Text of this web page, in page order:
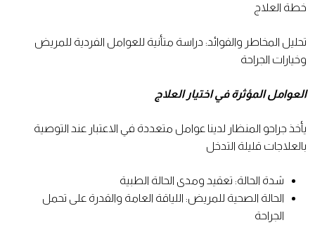
خطة العلاج
تحليل المخاطر والفوائد: دراسة متأنية للعوامل الفردية للمريض
وخيارات الجراحة
العوامل المؤثرة في اختيار العلاج
يأخذ جراحو المنظار لدينا عوامل متعددة في الاعتبار عند التوصية
بالعلاجات قليلة التدخل
شدة الحالة: تعقيد ومدى الحالة الطبية
الحالة الصحية للمريض: اللياقة العامة والقدرة على تحمل
الجراحة